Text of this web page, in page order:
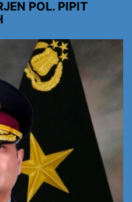
POL. PIPIT